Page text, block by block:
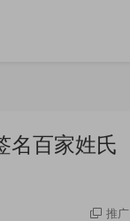
名百家姓氏
推广